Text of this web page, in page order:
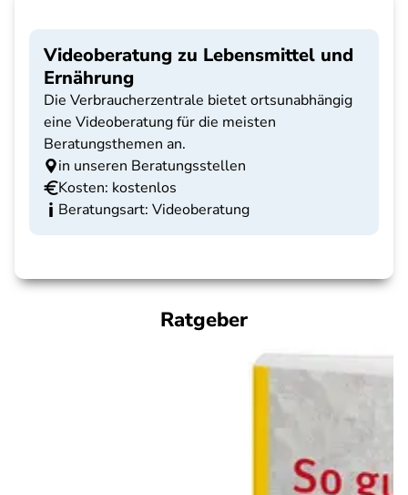
Videoberatung zu Lebensmittel und
Ernährung
Die Verbraucherzentrale bietet ortsunabhängig
eine Videoberatung für die meisten
Beratungsthemen an.
in unseren Beratungsstellen
Kosten: kostenlos
Beratungsart: Videoberatung
Ratgeber